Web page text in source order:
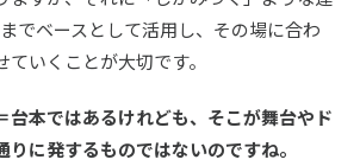
でベースとして活用し、その場に合わ
いくことが大切です。
本ではあるけれども、そこが舞台やド
に発するものではないのですね。